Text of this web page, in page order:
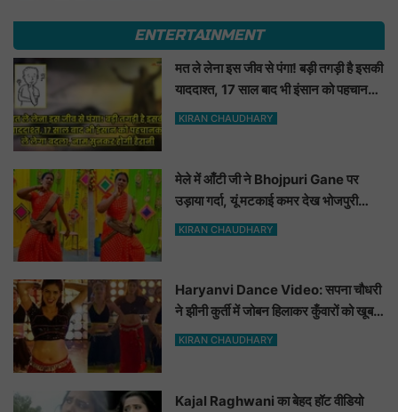
ENTERTAINMENT
मत ले लेना इस जीव से पंगा! बड़ी तगड़ी है इसकी
याददाश्त, 17 साल बाद भी इंसान को पहचानकर
ले लेगा बदला, नाम सुनकर होगी हैरानी...
KIRAN CHAUDHARY
मेले में आँटी जी ने Bhojpuri Gane पर
उड़ाया गर्दा, यूं मटकाई कमर देख भोजपुरी
हसीनाएं भी शरमाई a
KIRAN CHAUDHARY
Haryanvi Dance Video: सपना चौधरी
ने झीनी कुर्ती में जोबन हिलाकर कुँवारों को खूब
ललचाया, यूट्यूब पर छाया Hot Dance
KIRAN CHAUDHARY
Kajal Raghwani का बेहद हॉट वीडियो